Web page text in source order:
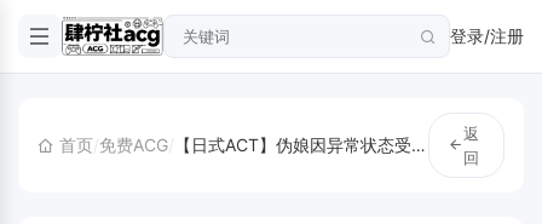
登录/注册
首页/免费ACG/ 【日式ACT】伪娘因异常状态受困并遭到OX的动作游戏 DL官中版1.7G
返
回